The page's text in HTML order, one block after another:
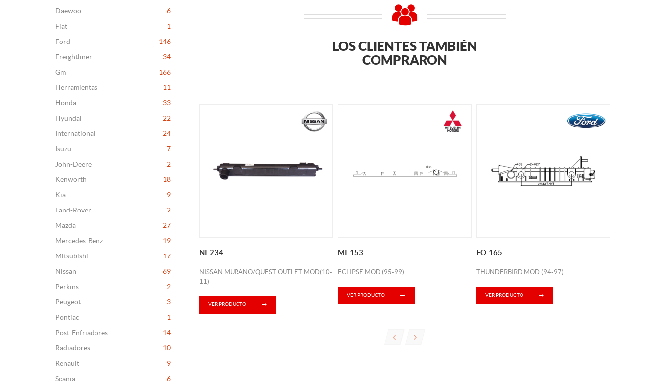
Daewoo
6
Fiat
1
Ford
146
Freightliner
34
Gm
166
Herramientas
11
Honda
33
Hyundai
22
International
24
Isuzu
7
John-Deere
2
Kenworth
18
Kia
9
Land-Rover
2
Mazda
27
Mercedes-Benz
19
Mitsubishi
17
Nissan
69
Perkins
2
Peugeot
3
Pontiac
1
Post-Enfriadores
14
Radiadores
10
Renault
9
Scania
6
LOS CLIENTES TAMBIÉN
COMPRARON
NI-234
NISSAN MURANO/QUEST OUTLET MOD(10-
11)
VER PRODUCTO
MI-153
ECLIPSE MOD (95-99)
VER PRODUCTO
FO-165
THUNDERBIRD MOD (94-97)
VER PRODUCTO